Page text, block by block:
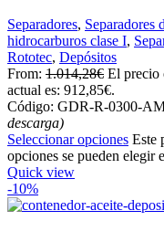
Separadores, Separadores
hidrocarburos clase I,
Rototec, Depósitos
From: 1.014,28€ El precio
actual es: 912,85€.
Código: GDR-R-0300-
descarga)
Seleccionar opciones Este
opciones se pueden elegir
Quick view
-10%